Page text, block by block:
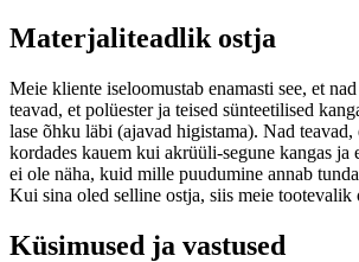
Materjaliteadlik ostja
Meie kliente iseloomustab enamasti see, et
teavad, et polüester ja teised sünteetilised
lase õhku läbi (ajavad higistama). Nad teavad,
kordades kauem kui akrüüli-segune kangas
ei ole näha, kuid mille puudumine annab
Kui sina oled selline ostja, siis meie tootevalik
Küsimused ja vastused